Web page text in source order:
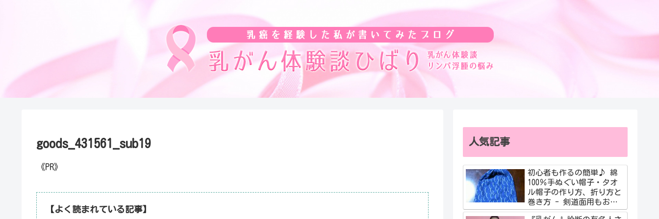
goods_431561_sub19
《PR》
【よく読まれている記事】
人気記事
初心者も作るの簡単♪ 綿
100％手ぬぐい帽子・タオ
ル帽子の作り方、折り方と
巻き方 - 剣道面用もおす
すめ！簡単動画も紹介